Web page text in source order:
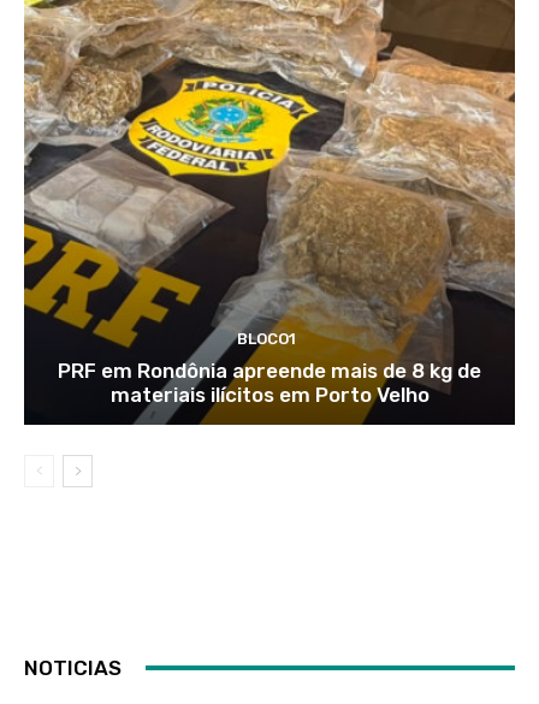
BLOCO1
PRF em Rondônia apreende mais de 8 kg de
materiais ilícitos em Porto Velho
NOTICIAS